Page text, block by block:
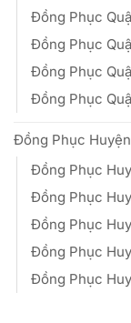
Đồng Phục
Đồng Phục
Đồng Phục
Đồng Phục
Đồng Phục Huyện
Đồng Phục
Đồng Phục
Đồng Phục
Đồng Phục
Đồng Phục